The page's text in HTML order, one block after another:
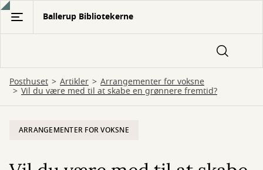
Gå
hovedindhold
Ballerup Bibliotekerne
Posthuset Artikler Arrangementer for voksne
Vil du være med til at skabe en grønnere fremtid?
ARRANGEMENTER FOR VOKSNE